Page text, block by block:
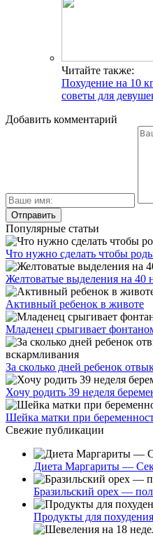
Читайте также:
Похудение на 10
советы для
Добавить комментарий
Популярные статьи
Что нужно сделать чтобы
Желтоватые выделения на 40
Активный ребенок в животе
Младенец срыгивает
За сколько дней ребенок
Хочу родить 39 неделя
Шейка матки при
Свежие публикации
Диета Маргариты —
Бразильский орех —
Продукты для